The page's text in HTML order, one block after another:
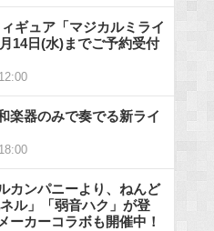
ギュア「マジカルミライ
14日(水)までご予約受付
楽器のみで奏でる新ライ
カンパニーより、ねんど
ル」「弱音ハク」が登
ーカーコラボも開催中！